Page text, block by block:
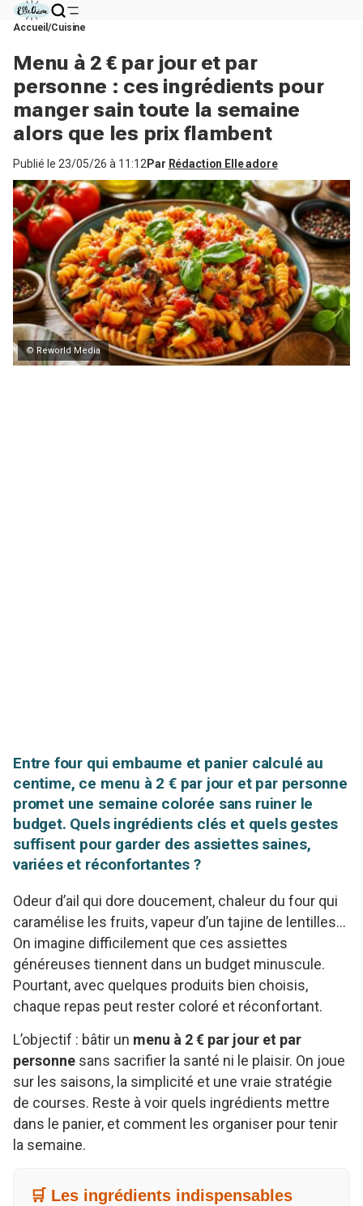
Accueil Cuisine
Menu à 2 € par jour et par
personne : ces ingrédients pour
manger sain toute la semaine
alors que les prix flambent
Publié le 23/05/26 à 11:12 Par Rédaction Elle adore
© Reworld Media
Entre four qui embaume et panier calculé au
centime, ce menu à 2 € par jour et par personne
promet une semaine colorée sans ruiner le
budget. Quels ingrédients clés et quels gestes
suffisent pour garder des assiettes saines,
variées et réconfortantes ?
Odeur d’ail qui dore doucement, chaleur du four qui
caramélise les fruits, vapeur d’un tajine de lentilles…
On imagine difficilement que ces assiettes
généreuses tiennent dans un budget minuscule.
Pourtant, avec quelques produits bien choisis,
chaque repas peut rester coloré et réconfortant.
L’objectif : bâtir un menu à 2 € par jour et par
personne sans sacrifier la santé ni le plaisir. On joue
sur les saisons, la simplicité et une vraie stratégie
de courses. Reste à voir quels ingrédients mettre
dans le panier, et comment les organiser pour tenir
la semaine.
🛒 Les ingrédients indispensables